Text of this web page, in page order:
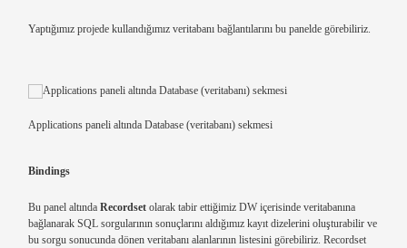
Yaptığımız projede kullandığımız veritabanı bağlantılarını bu panelde görebiliriz.
Applications paneli altında Database (veritabanı) sekmesi
Bindings
Bu panel altında Recordset olarak tabir ettiğimiz DW içerisinde veritabanına
bağlanarak SQL sorgularının sonuçlarını aldığımız kayıt dizelerini oluşturabilir ve
bu sorgu sonucunda dönen veritabanı alanlarının listesini görebiliriz. Recordset